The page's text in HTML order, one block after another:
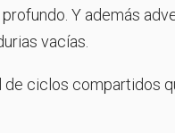
Y además
vacías.
ciclos compartidos